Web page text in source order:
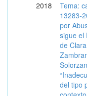
2018
Tema:
13283-
por
sigue el
de
del tipo